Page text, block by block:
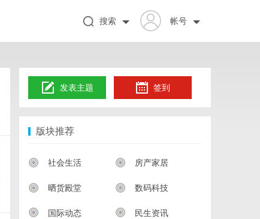
帐号
搜索
发表主题 签到
版块推荐
社会生活 房产家居
晒货殿堂 数码科技
国际动态 民生资讯